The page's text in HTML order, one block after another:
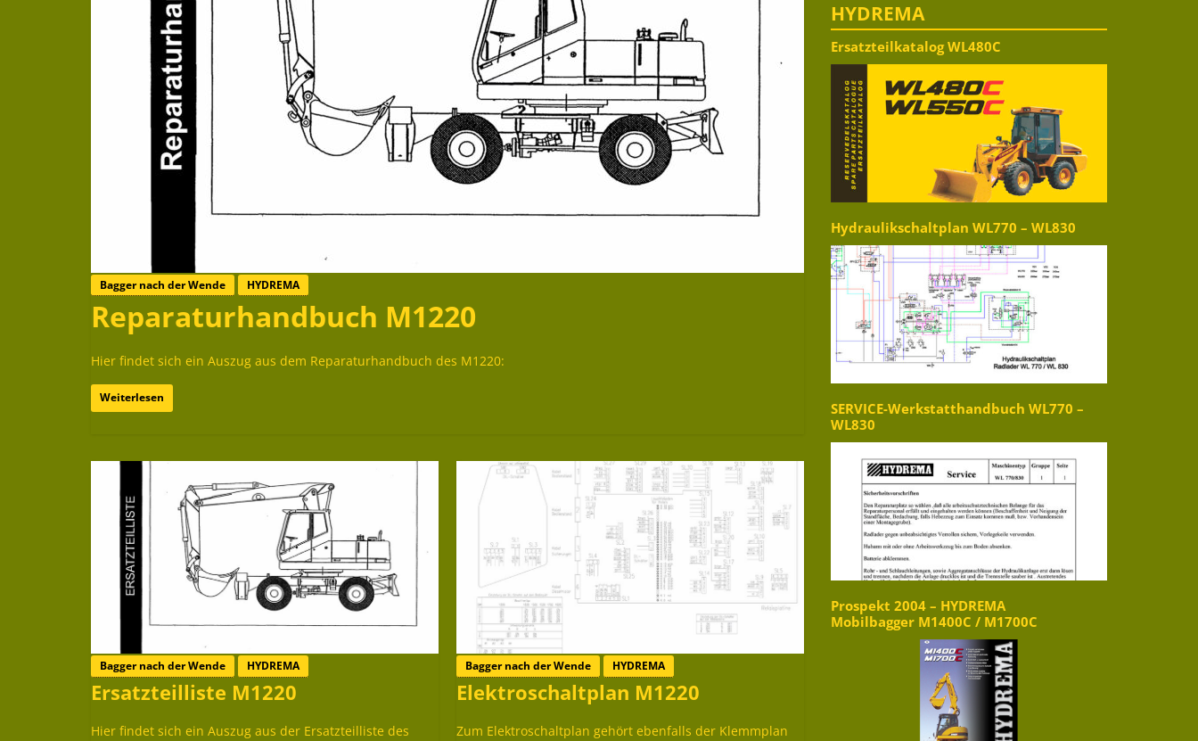
Bagger nach der Wende HYDREMA
Reparaturhandbuch M1220
Hier findet sich ein Auszug aus dem Reparaturhandbuch des M1220:
Weiterlesen
Bagger nach der Wende HYDREMA
Ersatzteilliste M1220
Hier findet sich ein Auszug aus der Ersatzteilliste des
Bagger nach der Wende HYDREMA
Elektroschaltplan M1220
Zum Elektroschaltplan gehört ebenfalls der Klemmplan
HYDREMA
Ersatzteilkatalog WL480C
Hydraulikschaltplan WL770 – WL830
SERVICE-Werkstatthandbuch WL770 –
WL830
Prospekt 2004 – HYDREMA
Mobilbagger M1400C / M1700C